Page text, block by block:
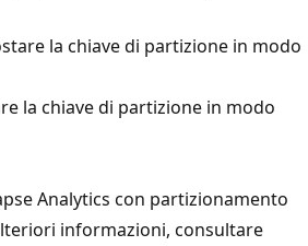
la chiave di partizione in modo
la chiave di partizione in modo
Analytics con partizionamento
informazioni, consultare